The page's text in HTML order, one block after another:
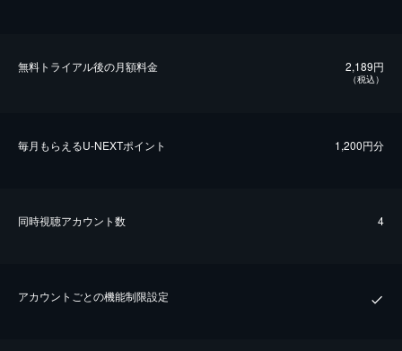
無料トライアル後の⽉額料金 2,189円
（税込）
毎⽉もらえるU-NEXTポイント 1,200円分
同時視聴アカウント数 4
アカウントごとの機能制限設定